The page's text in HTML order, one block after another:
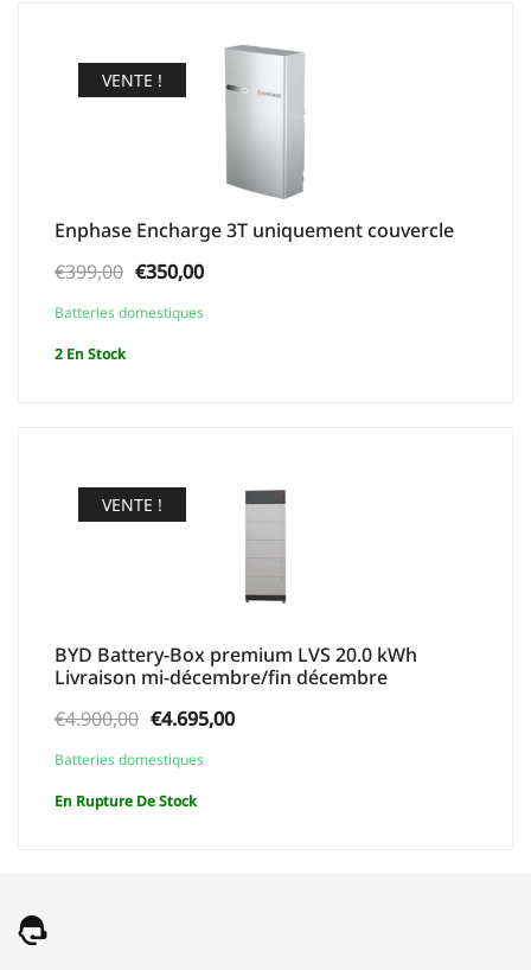
VENTE !
Enphase Encharge 3T uniquement couvercle
€399,00 Le
€350,00Le
Batteries domestiques
2 En Stock
VENTE !
BYD Battery-Box premium LVS 20.0 kWh
Livraison mi-décembre/fin décembre
€4.900,00 Le
prix
était :
€4.695,00Le
Batteries domestiques
En Rupture De Stock